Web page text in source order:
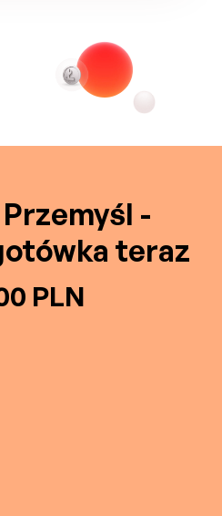
-
teraz
PLN